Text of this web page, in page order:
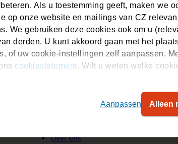
Als u toestemming geeft, maken we
op onze website en mailings van CZ
We gebruiken deze cookies ook om u
derden. U kunt akkoord gaan met het
of uw cookie-instellingen zelf aanpassen.
cookiestatement . Wilt u weten welke
Alleen
Aanpassen
in Mijn CZ én de CZ app)
t/m vrijdag 8:00 - 17:30 uur.
Over ons